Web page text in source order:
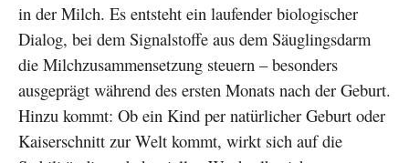
in der Milch. Es entsteht ein laufender biologischer
Dialog, bei dem Signalstoffe aus dem Säuglingsdarm
die Milchzusammensetzung steuern – besonders
ausgeprägt während des ersten Monats nach der Geburt.
Hinzu kommt: Ob ein Kind per natürlicher Geburt oder
Kaiserschnitt zur Welt kommt, wirkt sich auf die